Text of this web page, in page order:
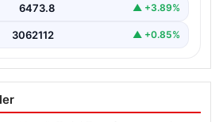
6473.8 ▲ +3.89%
3062112 ▲ +0.85%